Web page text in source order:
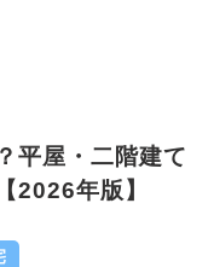
平屋・二階建て
2026年版】